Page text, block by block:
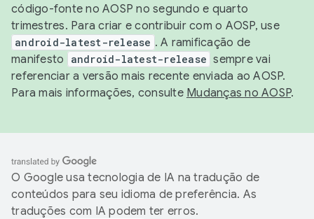
código-fonte no AOSP no segundo e quarto
trimestres. Para criar e contribuir com o AOSP, use
android-latest-release . A ramificação de
manifesto
android-latest-release sempre vai
referenciar a versão mais recente enviada ao AOSP.
Para mais informações, consulte Mudanças no AOSP.
O Google usa tecnologia de IA na tradução de
conteúdos para seu idioma de preferência. As
traduções com IA podem ter erros.